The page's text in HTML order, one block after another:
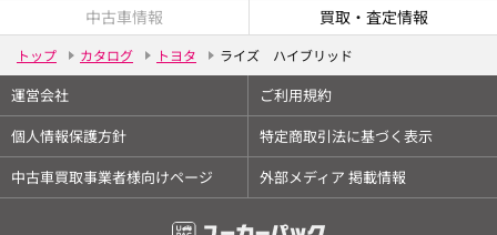
中古車情報
買取・査定情報
トップ カタログ トヨタ ライズ ハイブリッド
運営会社
ご利用規約
個人情報保護方針
特定商取引法に基づく表示
中古車買取事業者様向けページ
外部メディア 掲載情報